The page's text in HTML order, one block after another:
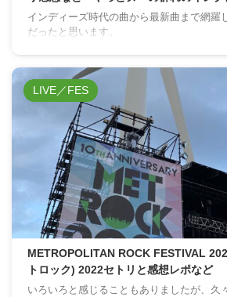
インディーズ時代の曲から最新曲まで網羅
だったと思います。
LIVE／FES
METROPOLITAN ROCK FESTIVAL
トロック) 2022セトリと感想レポなど
いろいろと感じることもありましたが、久